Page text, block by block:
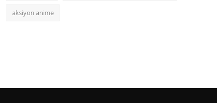
aksiyon anime